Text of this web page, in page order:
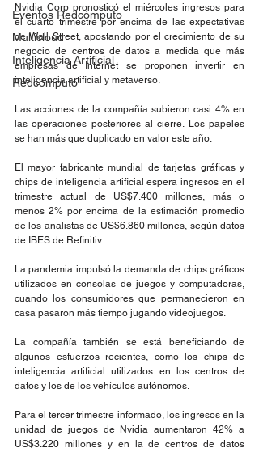
Eventos Redcómputo
Multicloud
Inteligencia Artificial
Redcómputo
Nvidia Corp pronosticó el miércoles ingresos para
el cuarto trimestre por encima de las expectativas
de Wall Street, apostando por el crecimiento de su
negocio de centros de datos a medida que más
empresas de Internet se proponen invertir en
inteligencia artificial y metaverso.
Las acciones de la compañía subieron casi 4% en
las operaciones posteriores al cierre. Los papeles
se han más que duplicado en valor este año.
El mayor fabricante mundial de tarjetas gráficas y
chips de inteligencia artificial espera ingresos en el
trimestre actual de US$7.400 millones, más o
menos 2% por encima de la estimación promedio
de los analistas de US$6.860 millones, según datos
de IBES de Refinitiv.
La pandemia impulsó la demanda de chips gráficos
utilizados en consolas de juegos y computadoras,
cuando los consumidores que permanecieron en
casa pasaron más tiempo jugando videojuegos.
La compañía también se está beneficiando de
algunos esfuerzos recientes, como los chips de
inteligencia artificial utilizados en los centros de
datos y los de los vehículos autónomos.
Para el tercer trimestre informado, los ingresos en la
unidad de juegos de Nvidia aumentaron 42% a
US$3.220 millones y en la de centros de datos